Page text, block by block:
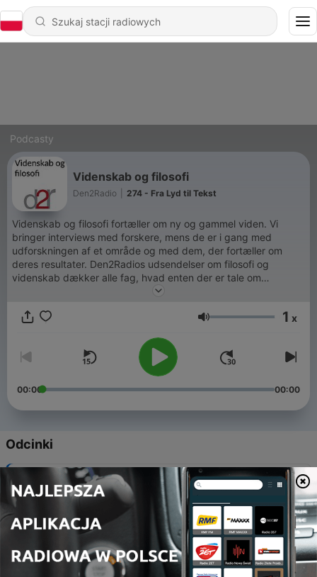
Podcasty
Videnskab og filosofi
Den2Radio 274 - Fra Lyd til Tekst
Videnskab og filosofi fortæller om ny og gammel viden. Vi
bringer interviews med forskere, mens de er i gang med
udforskningen af et område og med dem, der fortæller om
deres resultater. Den2Radios udsendelser om filosofi og
videnskab dækker alle fag, hvad enten der er tale om
naturvidenskab, humaniora, samfundsfag eller nogle af de
Głośność 1 x
00:00 00:00
Odcinki
Fra Lyd til Tekst
10 mar 2023
273 Kunsttimen
Samfundsord: Eliten